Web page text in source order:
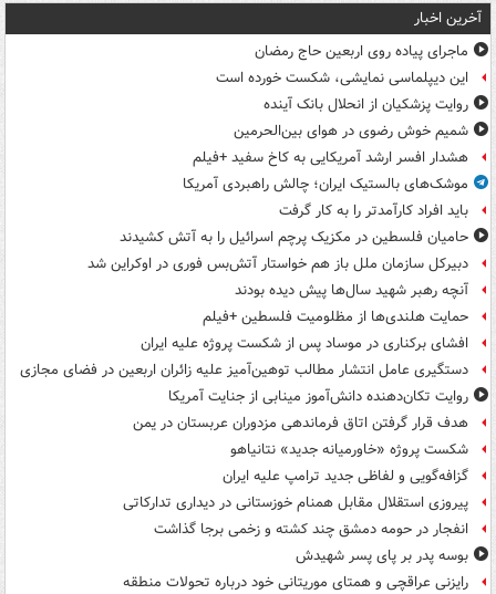
آخرین اخبار
ماجرای پیاده روی اربعین حاج رمضان
این دیپلماسی نمایشی، شکست خورده است
روایت پزشکیان از انحلال بانک آینده
شمیم خوش رضوی در هوای بین‌الحرمین
هشدار افسر ارشد آمریکایی به کاخ سفید +فیلم
موشک‌های بالستیک ایران؛ چالش راهبردی آمریکا
باید افراد کارآمدتر را به کار گرفت
حامیان فلسطین در مکزیک پرچم اسرائیل را به آتش کشیدند
دبیرکل سازمان ملل باز هم خواستار آتش‌بس فوری در اوکراین شد
آنچه رهبر شهید سال‌ها پیش دیده بودند
حمایت هلندی‌ها از مظلومیت فلسطین +فیلم
افشای برکناری در موساد پس از شکست پروژه علیه ایران
دستگیری عامل انتشار مطالب توهین‌آمیز علیه زائران اربعین در فضای مجازی
روایت تکان‌دهنده دانش‌آموز مینابی از جنایت آمریکا
هدف قرار گرفتن اتاق‌ فرماندهی مزدوران عربستان در یمن
شکست پروژه «خاورمیانه جدید» نتانیاهو
گزافه‌گویی و لفاظی جدید ترامپ علیه ایران
پیروزی استقلال مقابل همنام خوزستانی در دیداری تدارکاتی
انفجار در حومه دمشق چند کشته و زخمی برجا گذاشت
بوسه‌ پدر بر پای پسر شهیدش
رایزنی عراقچی و همتای موریتانی خود درباره تحولات منطقه